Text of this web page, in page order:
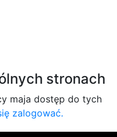
stronach
maja dostęp do tych
zalogować.